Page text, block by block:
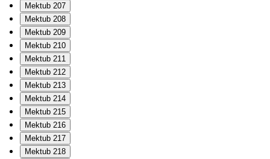
Mektub 207
Mektub 208
Mektub 209
Mektub 210
Mektub 211
Mektub 212
Mektub 213
Mektub 214
Mektub 215
Mektub 216
Mektub 217
Mektub 218